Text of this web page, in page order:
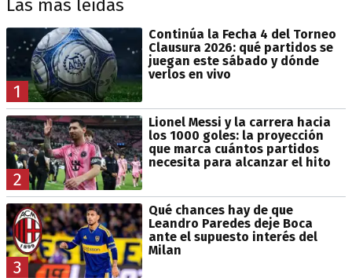
Las más leídas
1
Continúa la Fecha 4 del Torneo
Clausura 2026: qué partidos se
juegan este sábado y dónde
verlos en vivo
2
Lionel Messi y la carrera hacia
los 1000 goles: la proyección
que marca cuántos partidos
necesita para alcanzar el hito
3
Qué chances hay de que
Leandro Paredes deje Boca
ante el supuesto interés del
Milan